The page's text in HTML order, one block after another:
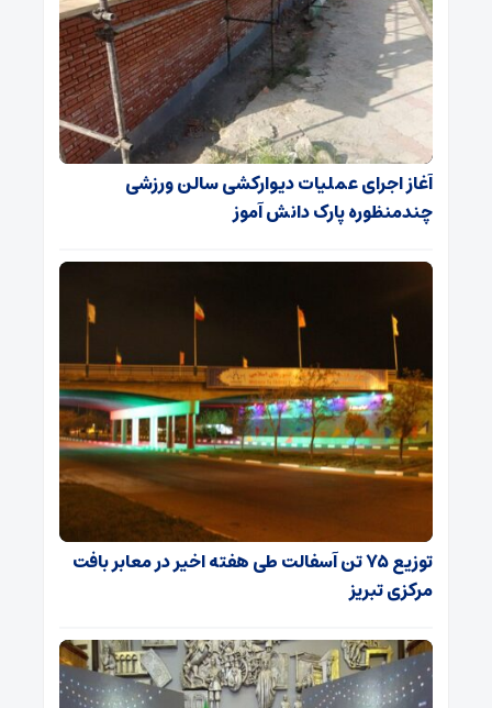
آغاز اجرای عملیات دیوارکشی سالن ورزشی
چندمنظوره پارک دانش آموز
توزیع ۷۵ تن آسفالت طی هفته اخیر در معابر بافت
مرکزی تبریز